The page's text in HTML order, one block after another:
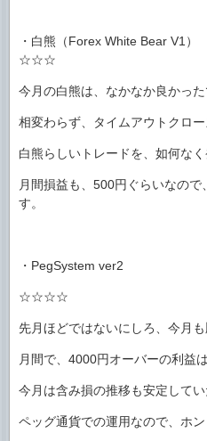
・白熊（Forex White Bear V1）
☆☆☆
今月の白熊は、なかなか良かった
相変わらず、タイムアウトクロー
白熊らしいトレードを、如何なく
月間損益も、500円ぐらいなの
す。
・PegSystem ver2
☆☆☆☆
先月ほどではないにしろ、今月も
月間で、4000円オーバーの利益
今月は含み損の推移も安定して
ペッグ通貨での運用なので、ホ